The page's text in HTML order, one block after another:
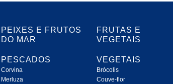
PEIXES E FRUTOS
DO MAR
PESCADOS
Corvina
Merluza
FRUTAS E
VEGETAIS
VEGETAIS
Brócolis
Couve-flor